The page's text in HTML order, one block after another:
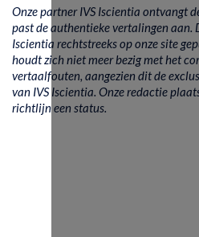
Onze partner IVS Iscientia ontvangt
past de authentieke vertalingen aan.
Iscientia rechtstreeks op onze site
houdt zich niet meer bezig met het
vertaalfouten, aangezien dit de
van IVS Iscientia. Onze redactie
richtlijn een status.